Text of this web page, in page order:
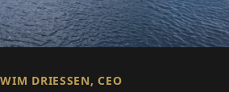
DRIESSEN, CEO